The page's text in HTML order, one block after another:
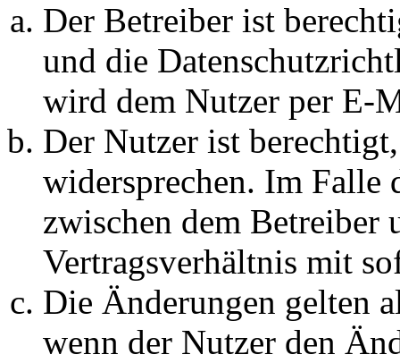
Der Betreiber ist
und die
wird dem Nutzer per E-
Der Nutzer ist
widersprechen. Im Falle
zwischen dem Betreiber
Vertragsverhältnis mit
Die Änderungen gelten
wenn der Nutzer den